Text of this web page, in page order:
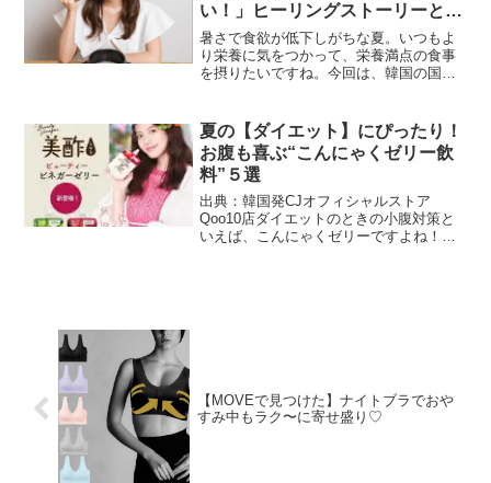
い！」ヒーリングストーリーとク
ッパで、心もお腹も温かく満たさ
れて。『マイ・ディア・ミスター
～私のおじさん～』編
暑さで食欲が低下しがちな夏。いつもよ
り栄養に気をつかって、栄養満点の食事
を摂りたいですね。今回は、韓国の国民
ターネット総合ショッピングモール
「Qoo10」は、...
夏の【ダイエット】にぴったり！
お腹も喜ぶ“こんにゃくゼリー飲
料”５選
出典：韓国発CJオフィシャルストア
Qoo10店ダイエットのときの小腹対策と
いえば、こんにゃくゼリーですよね！ぷ
【MOVEで見つけた】ナイトブラでおや
すみ中もラク〜に寄せ盛り♡